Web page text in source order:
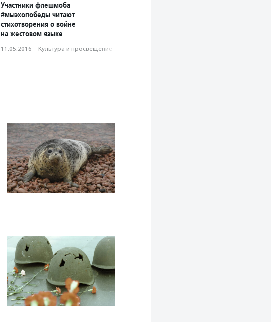
Участники флешмоба
#мыэхопобеды читают
стихотворения о войне
на жестовом языке
11.05.2016 · Культура и просвещение